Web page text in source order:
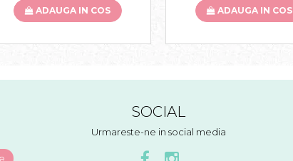
ADAUGA IN COS ADAUGA IN COS
SOCIAL
Urmareste-ne in social media